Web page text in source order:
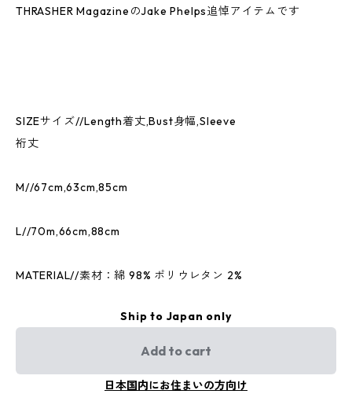
THRASHER MagazineのJake Phelps追悼アイテムです
SIZEサイズ//Length着丈,Bust身幅,Sleeve
裄丈
M//67cm,63cm,85cm
L//70m,66cm,88cm
MATERIAL//素材：綿 98% ポリウレタン 2%
Ship to Japan only
Add to cart
日本国内にお住まいの方向け